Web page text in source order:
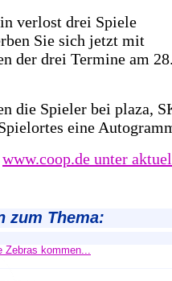
verlost drei Spiele
Sie sich jetzt mit
der drei Termine am
die Spieler bei plaza,
eine
www.coop.de unter
zum Thema:
Zebras kommen...